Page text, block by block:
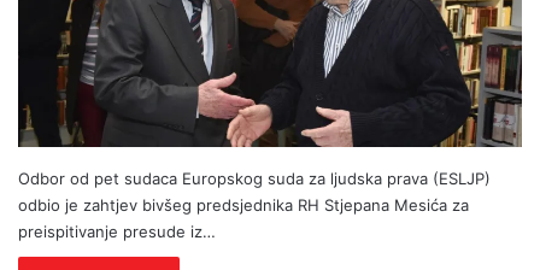
Odbor od pet sudaca Europskog suda za ljudska prava (ESLJP)
odbio je zahtjev bivšeg predsjednika RH Stjepana Mesića za
preispitivanje presude iz…